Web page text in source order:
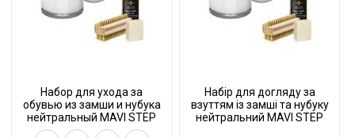
Набор для ухода за
обувью из замши и нубука
нейтральный MAVI STEP
Aurora Kit
Набір для догляду за
взуттям із замші та нубуку
нейтральний MAVI STEP